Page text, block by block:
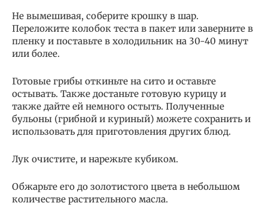
Не вымешивая, соберите крошку в шар.
Переложите колобок теста в пакет или заверните в
пленку и поставьте в холодильник на 30-40 минут
или более.
Готовые грибы откиньте на сито и оставьте
остывать. Также достаньте готовую курицу и
также дайте ей немного остыть. Полученные
бульоны (грибной и куриный) можете сохранить и
использовать для приготовления других блюд.
Лук очистите, и нарежьте кубиком.
Обжарьте его до золотистого цвета в небольшом
количестве растительного масла.